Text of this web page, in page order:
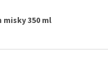
misky 350 ml